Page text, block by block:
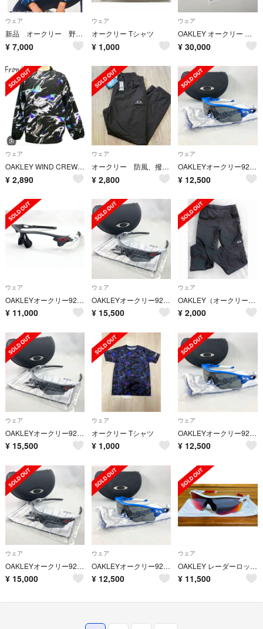
ウェア
新品 オークリー 野球 トレーニングジャケット フルストレッチ
¥ 7,000
ウェア
オークリー Tシャツ
¥ 1,000
ウェア
OAKLEY オークリー エンコーダー スクエアード プリズムブラック
¥ 30,000
ウェア
OAKLEY WIND CREW BB 1.7Lサイズ⑤
¥ 2,890
ウェア
オークリー 防風、撥水ウォームパンツ 新品
¥ 2,800
ウェア
OAKLEYオークリー9206-60レーダーロックパス中日ドラゴンズ
¥ 12,500
ウェア
OAKLEYオークリー9206-63ロッテレーダーロックパスフレームのみ
¥ 11,000
ウェア
OAKLEYオークリー9206-63レーダーロックパス千葉ロッテマリーンズ
¥ 15,500
ウェア
OAKLEY（オークリー） ウィンドウォームパンツ
¥ 2,000
ウェア
OAKLEYオークリー9206-63レーダーロックパス千葉ロッテマリーンズ
¥ 15,500
ウェア
オークリー Tシャツ
¥ 1,000
ウェア
OAKLEYオークリー9206-60レーダーロックパス中日ドラゴンズ
¥ 12,500
ウェア
OAKLEYオークリー9206-63レーダーロックパス千葉ロッテマリーンズ
¥ 15,000
ウェア
OAKLEYオークリー9206-60レーダーロックパス中日ドラゴンズ
¥ 12,500
ウェア
OAKLEY レーダーロック サングラス ホワイト×レッド
¥ 11,500